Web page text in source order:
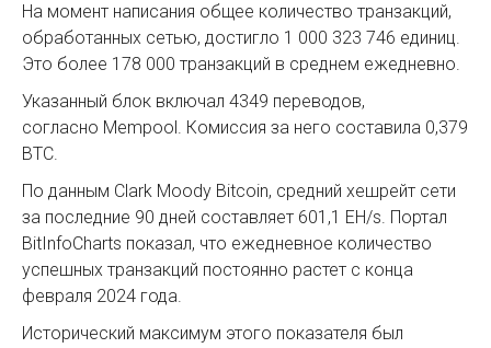
На момент написания общее количество транзакций,
обработанных сетью, достигло 1 000 323 746 единиц.
Это более 178 000 транзакций в среднем ежедневно.
Указанный блок включал 4349 переводов,
согласно Mempool. Комиссия за него составила 0,379
BTC.
По данным Clark Moody Bitcoin, средний хешрейт сети
за последние 90 дней составляет 601,1 EH/s. Портал
BitInfoCharts показал, что ежедневное количество
успешных транзакций постоянно растет с конца
февраля 2024 года.
Исторический максимум этого показателя был